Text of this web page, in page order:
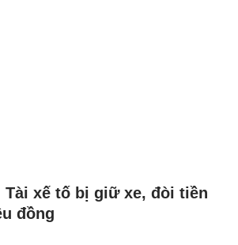
Tài xế tố bị giữ xe, đòi tiền
đồng